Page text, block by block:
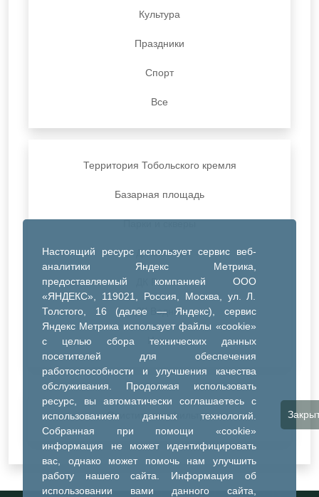
Настоящий ресурс использует сервис веб-
аналитики Яндекс Метрика,
предоставляемый компанией ООО
«ЯНДЕКС», 119021, Россия, Москва, ул. Л.
Толстого, 16 (далее — Яндекс), сервис
Яндекс Метрика использует файлы «cookie»
с целью сбора технических данных
посетителей для обеспечения
работоспособности и улучшения качества
обслуживания. Продолжая использовать
ресурс, вы автоматически соглашаетесь с
использованием данных технологий.
Собранная при помощи «cookie»
информация не может идентифицировать
вас, однако может помочь нам улучшить
работу нашего сайта. Информация об
использовании вами данного сайта,
Культура
Праздники
Спорт
Все
Территория Тобольского кремля
Базарная площадь
ДК Синтез
ДК Речник
ДК Водник
Иное
Очистить все фильтры